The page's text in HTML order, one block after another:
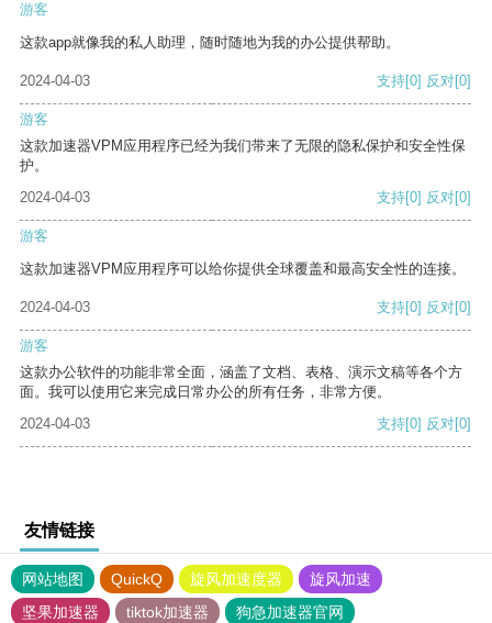
游客
这款app就像我的私人助理，随时随地为我的办公提供帮助。
2024-04-03 支持[0] 反对[0]
游客
这款加速器VPM应用程序已经为我们带来了无限的隐私保护和安全性保
护。
2024-04-03
支持[0] 反对[0]
游客
这款加速器VPM应用程序可以给你提供全球覆盖和最高安全性的连接。
2024-04-03 支持[0] 反对[0]
游客
这款办公软件的功能非常全面，涵盖了文档、表格、演示文稿等各个方
面。我可以使用它来完成日常办公的所有任务，非常方便。
2024-04-03
支持[0] 反对[0]
友情链接
网站地图 QuickQ 旋风加速度器
旋风加速
坚果加速器
tiktok加速器
狗急加速器官网